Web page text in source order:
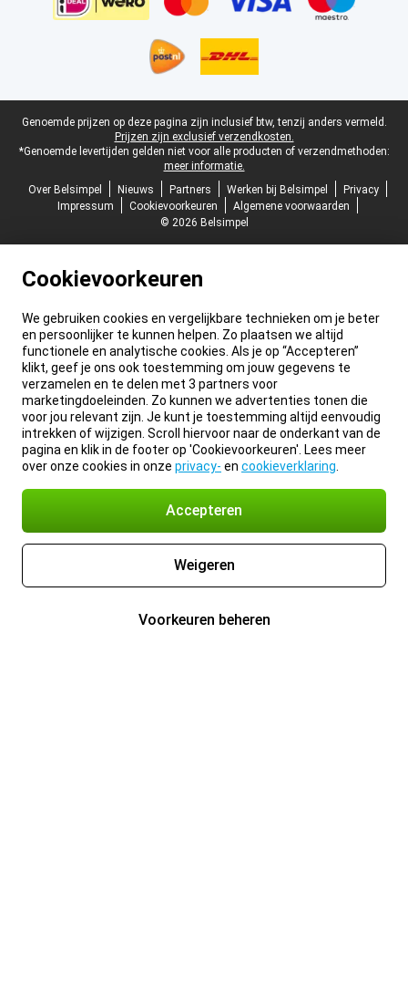
Juridische voettekst
Genoemde prijzen op deze pagina zijn inclusief btw, tenzij anders vermeld.
Prijzen zijn exclusief verzendkosten.
*Genoemde levertijden gelden niet voor alle producten of verzendmethoden:
meer informatie.
Over Belsimpel
Nieuws Partners Werken bij Belsimpel
Privacy
Impressum
Cookievoorkeuren
Algemene voorwaarden
© 2026 Belsimpel
Cookievoorkeuren
We gebruiken cookies en vergelijkbare technieken om je beter
en persoonlijker te kunnen helpen. Zo plaatsen we altijd
functionele en analytische cookies. Als je op “Accepteren”
klikt, geef je ons ook toestemming om jouw gegevens te
verzamelen en te delen met 3 partners voor
marketingdoeleinden. Zo kunnen we advertenties tonen die
voor jou relevant zijn. Je kunt je toestemming altijd eenvoudig
intrekken of wijzigen. Scroll hiervoor naar de onderkant van de
pagina en klik in de footer op 'Cookievoorkeuren'. Lees meer
over onze cookies in onze privacy- en cookieverklaring
Accepteren
Weigeren
Voorkeuren beheren